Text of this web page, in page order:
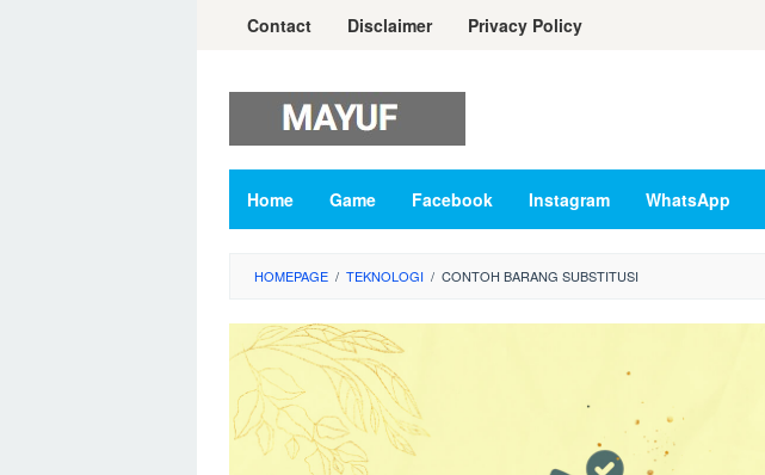
Contact Disclaimer Privacy Policy
Home Game Facebook Instagram WhatsApp
HOMEPAGE / TEKNOLOGI / CONTOH BARANG SUBSTITUSI